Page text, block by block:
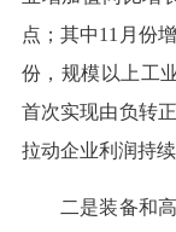
点；其中11月份
份，规模以上工
首次实现由负转
拉动企业利润持续
二是装备和